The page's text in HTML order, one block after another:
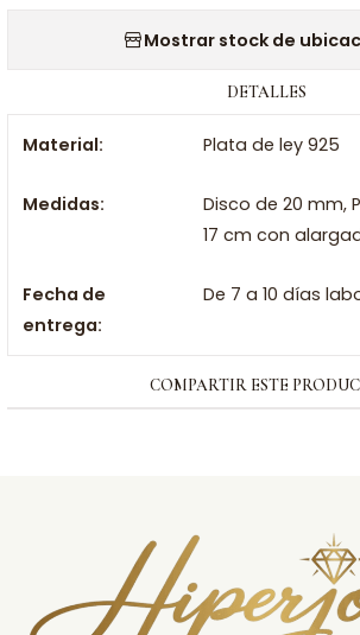
Mostrar stock de
DETALLES
Material: Plata de ley 925
Medidas:
Disco de 20 mm,
17 cm con
Fecha de
entrega:
De 7 a 10 días
COMPARTIR ESTE